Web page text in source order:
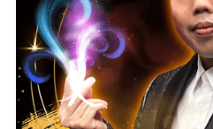
尖子課程簡介
Winners Circle
課程收費
小一面試魔術培訓班
到校服務
鄧鏡波書院 60鑽禧校慶
魔術表演